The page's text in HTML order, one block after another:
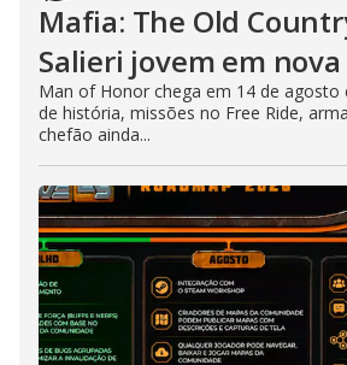
Mafia: The Old
Salieri jovem em
Man of Honor chega em 14 de agosto
de história, missões no Free Ride,
chefão ainda...